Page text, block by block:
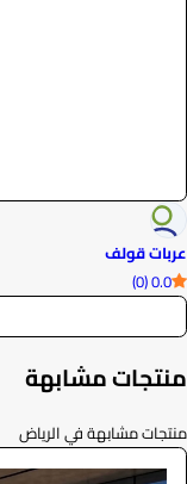
عربات قولف
0.0 (0)
منتجات مشابهة
منتجات مشابهة في الرياض